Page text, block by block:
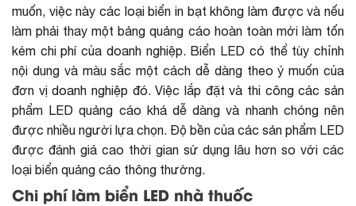
muốn, việc này các loại biển in bạt không làm được và nếu
làm phải thay một bảng quảng cáo hoàn toàn mới làm tốn
kém chi phí của doanh nghiệp. Biển LED có thể tùy chỉnh
nội dung và màu sắc một cách dễ dàng theo ý muốn của
đơn vị doanh nghiệp đó. Việc lắp đặt và thi công các sản
phẩm LED quảng cáo khá dễ dàng và nhanh chóng nên
được nhiều người lựa chọn. Độ bền của các sản phẩm LED
được đánh giá cao thời gian sử dụng lâu hơn so với các
loại biển quảng cáo thông thường.
Chi phí làm biển LED nhà thuốc